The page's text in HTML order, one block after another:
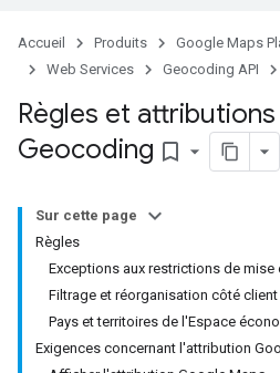
Accueil Produits Google Maps
Web Services
Geocoding API
Règles et attributions
Geocoding bookmark_border
Sur cette page
Règles
Exceptions aux restrictions de mise
Filtrage et réorganisation côté client
Pays et territoires de l'Espace
Exigences concernant l'attribution